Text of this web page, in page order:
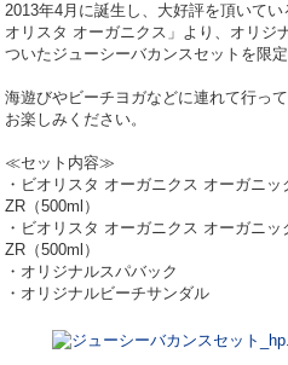
2013年4月に誕生し、大好評を頂いて
オリスタ オーガニクス」より、オリジ
ついたジューシーバカンスセットを限定
海遊びやビーチヨガなどに連れて行っ
お楽しみください。
≪セット内容≫
・ビオリスタ オーガニクス オーガニ
ZR（500ml）
・ビオリスタ オーガニクス オーガニ
ZR（500ml）
・オリジナルスパバック
・オリジナルビーチサンダル